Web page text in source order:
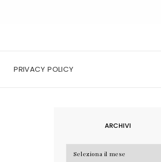
PRIVACY POLICY
ARCHIVI
Archivi